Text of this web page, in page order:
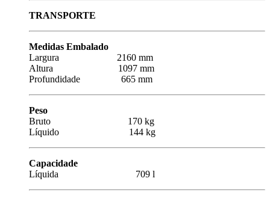
TRANSPORTE
Medidas Embalado
Largura 2160 mm
Altura 1097 mm
Profundidade 665 mm
Peso
Bruto 170 kg
Líquido 144 kg
Capacidade
Líquida 709 l